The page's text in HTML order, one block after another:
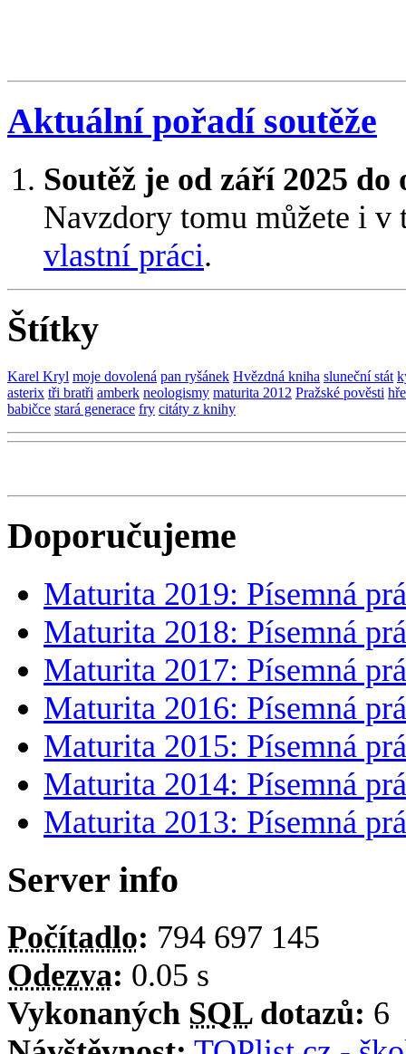
Aktuální pořadí soutěže
Soutěž je od září 2025
Navzdory tomu můžete i v
vlastní práci.
Štítky
Karel Kryl moje dovolená pan ryšánek Hvězdná kniha sluneční stát
asterix tři bratři amberk neologismy maturita 2012 Pražské pověsti
babičce stará generace fry citáty z knihy
Doporučujeme
Maturita 2019: Písemná
Maturita 2018: Písemná
Maturita 2017: Písemná
Maturita 2016: Písemná
Maturita 2015: Písemná
Maturita 2014: Písemná
Maturita 2013: Písemná
Server info
Počítadlo: 794 697 145
Odezva: 0.05 s
Vykonaných SQLdotazů: 6